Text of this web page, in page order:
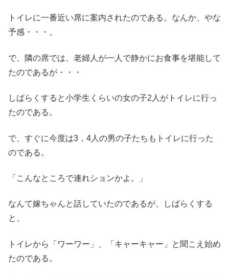
トイレに一番近い席に案内されたのである。なんか、やな
予感・・・。
で、隣の席では、老婦人が一人で静かにお食事を堪能して
たのであるが・・・
しばらくすると小学生くらいの女の子2人がトイレに行っ
たのである。
で、すぐに今度は3，4人の男の子たちもトイレに行った
のである。
「こんなところで連れションかよ。」
なんて嫁ちゃんと話していたのであるが、しばらくする
と、
トイレから「ワーワー」、「キャーキャー」と聞こえ始め
たのである。